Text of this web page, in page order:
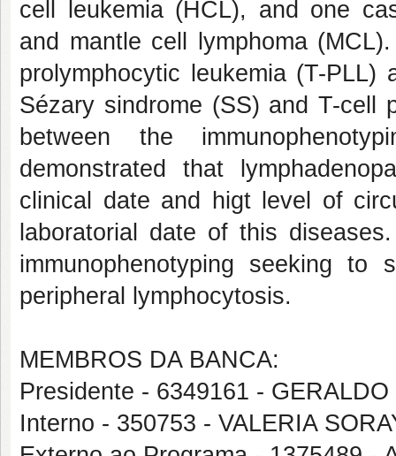
cell leukemia (HCL), and one
and mantle cell lymphoma
prolymphocytic leukemia (T-
Sézary sindrome (SS) and T-cell
between the
demonstrated that
clinical date and higt level of
laboratorial date of this
immunophenotyping seeking
peripheral lymphocytosis.
MEMBROS DA BANCA:
Presidente - 6349161 -
Interno - 350753 - VALERIA